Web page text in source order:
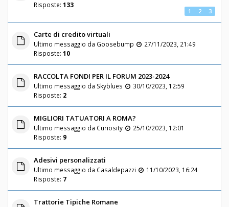
Risposte: 133
1 2 3
Carte di credito virtuali
Ultimo messaggio da Goosebump
27/11/2023, 21:49
Risposte: 10
RACCOLTA FONDI PER IL FORUM 2023-2024
Ultimo messaggio da Skyblues
30/10/2023, 12:59
Risposte: 2
MIGLIORI TATUATORI A ROMA?
Ultimo messaggio da Curiosity
25/10/2023, 12:01
Risposte: 9
Adesivi personalizzati
Ultimo messaggio da Casaldepazzi
11/10/2023, 16:24
Risposte: 7
Trattorie Tipiche Romane